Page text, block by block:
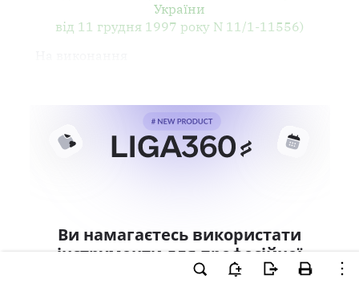
України
від 11 грудня 1997 року N 11/1-11556)
Ви намагаєтесь використати
інструменти для професійної
роботи з документом.